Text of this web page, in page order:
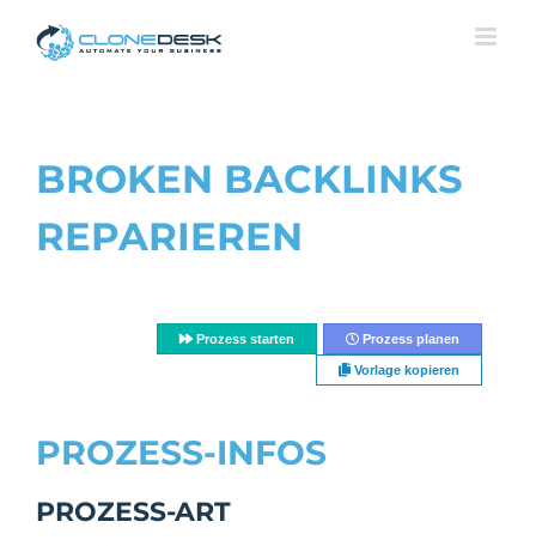
BROKEN BACKLINKS
REPARIEREN
Prozess starten Prozess planen
Vorlage kopieren
PROZESS-INFOS
PROZESS-ART